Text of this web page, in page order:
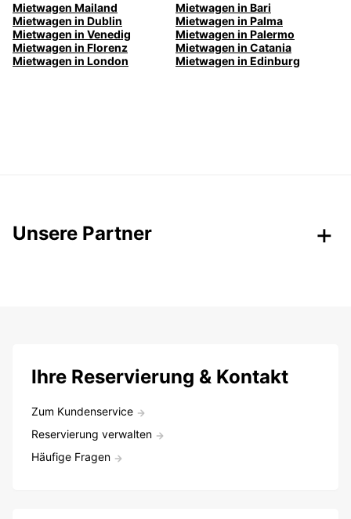
Mietwagen Mailand
Mietwagen in Bari
Mietwagen in Dublin
Mietwagen in Palma
Mietwagen in Venedig
Mietwagen in Palermo
Mietwagen in Florenz
Mietwagen in Catania
Mietwagen in London
Mietwagen in Edinburg
Unsere Partner
Ihre Reservierung & Kontakt
Zum Kundenservice
Reservierung verwalten
Häufige Fragen